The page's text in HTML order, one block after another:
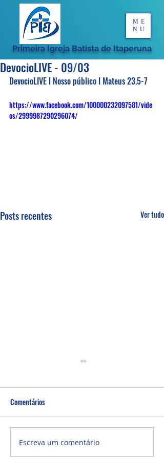
Primeira Igreja Batista de Itaperuna
ME
NU
DevocioLIVE - 09/03
DevocioLIVE l Nosso público l Mateus 23.5-7
https://www.facebook.com/100000232097581/vide
os/2999987290296074/
Posts recentes Ver tudo
Comentários
Escreva um comentário